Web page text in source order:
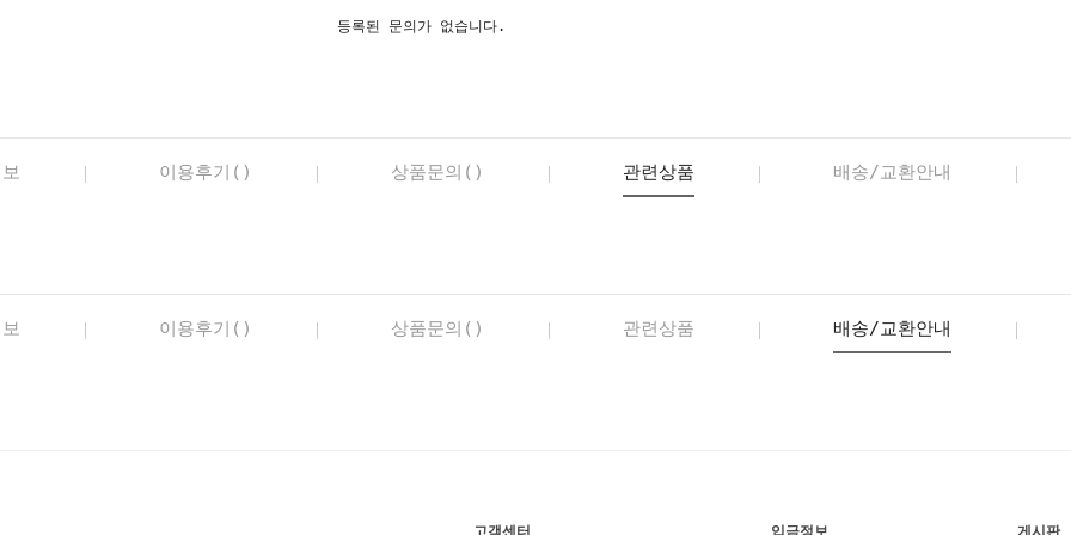
등록된 문의가 없습니다.
이용후기() 상품문의() 관련상품 배송/교환안내
이용후기() 상품문의() 관련상품 배송/교환안내